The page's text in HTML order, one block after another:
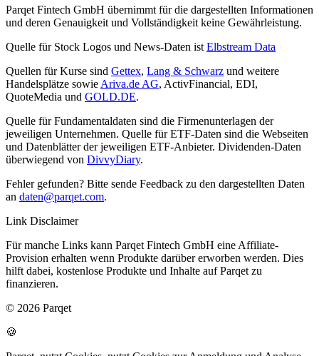
Parqet Fintech GmbH übernimmt für die dargestellten Informationen
und deren Genauigkeit und Vollständigkeit keine Gewährleistung.
Quelle für Stock Logos und News-Daten ist Elbstream Data
Quellen für Kurse sind Gettex, Lang & Schwarz und weitere
Handelsplätze sowie Ariva.de AG, ActivFinancial, EDI,
QuoteMedia und GOLD.DE.
Quelle für Fundamentaldaten sind die Firmenunterlagen der
jeweiligen Unternehmen. Quelle für ETF-Daten sind die Webseiten
und Datenblätter der jeweiligen ETF-Anbieter. Dividenden-Daten
überwiegend von DivvyDiary.
Fehler gefunden? Bitte sende Feedback zu den dargestellten Daten
an daten@parqet.com.
Link Disclaimer
Für manche Links kann Parqet Fintech GmbH eine Affiliate-
Provision erhalten wenn Produkte darüber erworben werden. Dies
hilft dabei, kostenlose Produkte und Inhalte auf Parqet zu
finanzieren.
© 2026 Parqet
🍪